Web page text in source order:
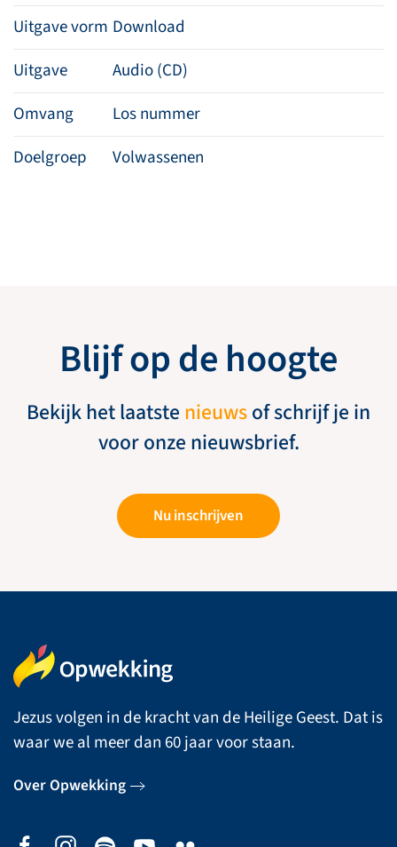
Uitgave vorm Download
Uitgave
Audio (CD)
Omvang
Los nummer
Doelgroep
Volwassenen
Blijf op de hoogte
Bekijk het laatste nieuwsof schrijf je in
voor onze nieuwsbrief.
Nu inschrijven
Jezus volgen in de kracht van de Heilige Geest. Dat is
waar we al meer dan 60 jaar voor staan.
Over Opwekking